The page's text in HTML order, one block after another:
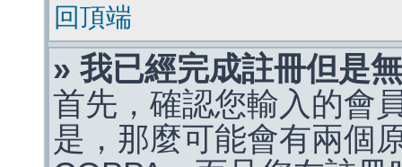
回頂端
» 我已經完成註冊但是
首先，確認您輸入的會
是，那麼可能會有兩個